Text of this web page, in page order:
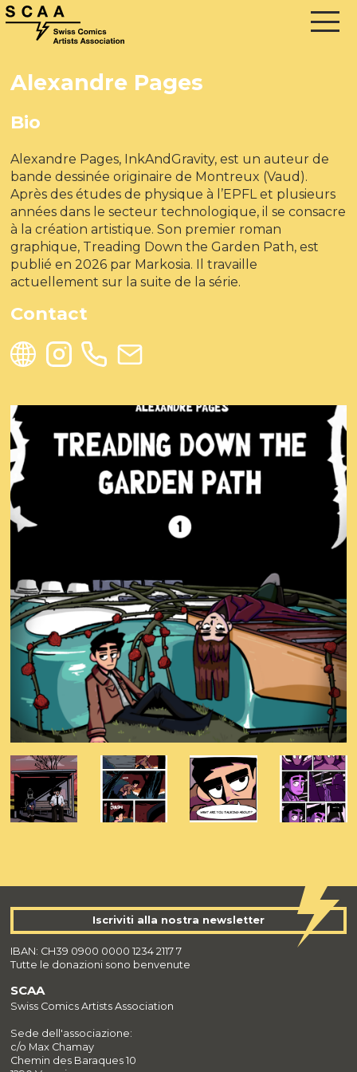
Alexandre Pages
Bio
Alexandre Pages, InkAndGravity, est un auteur de
bande dessinée originaire de Montreux (Vaud).
Après des études de physique à l’EPFL et plusieurs
années dans le secteur technologique, il se consacre
à la création artistique. Son premier roman
graphique, Treading Down the Garden Path, est
publié en 2026 par Markosia. Il travaille
actuellement sur la suite de la série.
Contact
SCAA
Swiss Comics Artists Association
Sede dell'associazione:
c/o Max Chamay
Chemin des Baraques 10
Iscriviti alla nostra newsletter
IBAN: CH39 0900 0000 1234 2117 7
Tutte le donazioni sono benvenute